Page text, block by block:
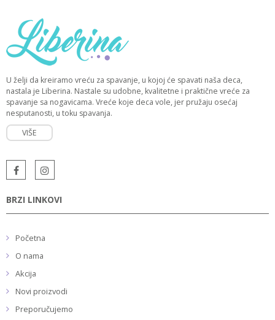
U želji da kreiramo vreću za spavanje, u kojoj će spavati naša deca,
nastala je Liberina. Nastale su udobne, kvalitetne i praktične vreće za
spavanje sa nogavicama. Vreće koje deca vole, jer pružaju osećaj
nesputanosti, u toku spavanja.
VIŠE
BRZI LINKOVI
Početna
O nama
Akcija
Novi proizvodi
Preporučujemo